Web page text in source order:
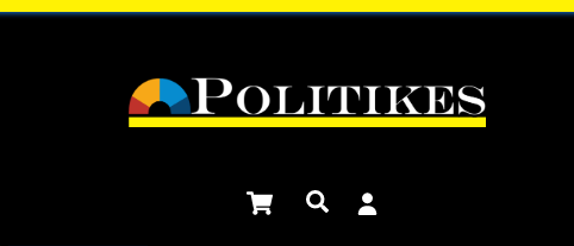
Cart Αναζήτηση